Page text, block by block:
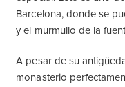
Barcelona, donde se
y el murmullo de la
A pesar de su
monasterio